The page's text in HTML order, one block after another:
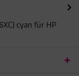
cyan für HP